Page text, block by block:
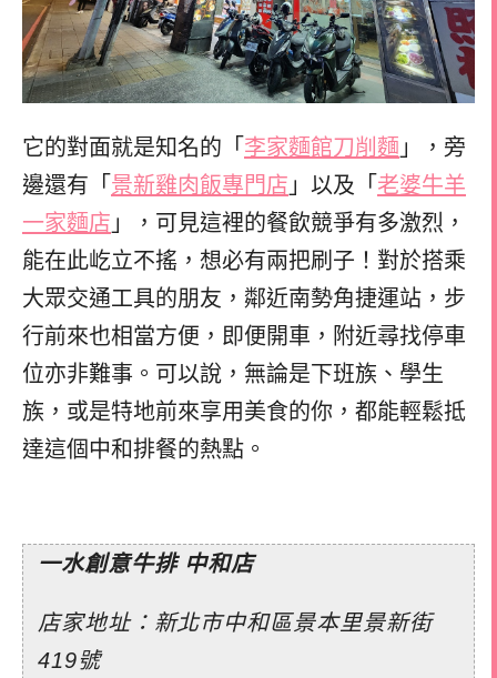
它的對面就是知名的「 李家麵館刀削麵 」，旁
邊還有「 景新雞肉飯專門店 」以及「 老婆牛羊
一家麵店 」，可見這裡的餐飲競爭有多激烈，
能在此屹立不搖，想必有兩把刷子！對於搭乘
大眾交通工具的朋友，鄰近南勢角捷運站，步
行前來也相當方便，即便開車，附近尋找停車
位亦非難事。可以說，無論是下班族、學生
族，或是特地前來享用美食的你，都能輕鬆抵
達這個中和排餐的熱點。
一水創意牛排 中和店
店家地址：新北市中和區景本里景新街
419號